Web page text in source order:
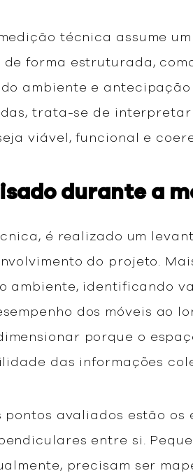
técnica assume
forma estruturada,
ambiente e
trata-se de
viável, funcional e
durante a
é realizado um
do projeto.
ambiente, identificando
dos móveis ao
porque o
das informações
pontos avaliados estão
entre si.
precisam ser